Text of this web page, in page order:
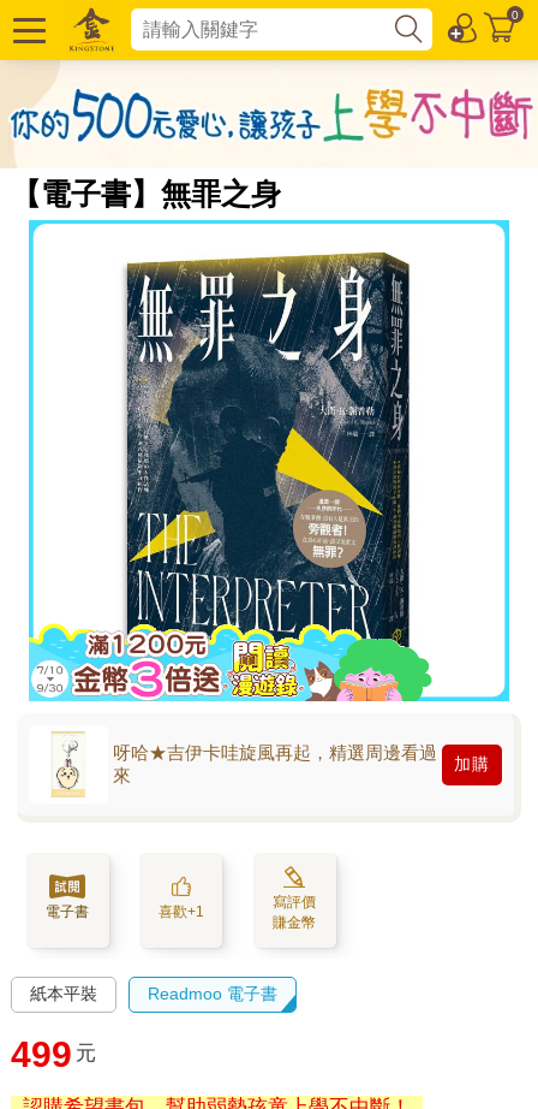
0
【電子書】無罪之身
呀哈★吉伊卡哇旋風再起，精選周邊看過
來
加購
電子書 喜歡+1
寫評價
賺金幣
紙本平裝 Readmoo 電子書
499 元